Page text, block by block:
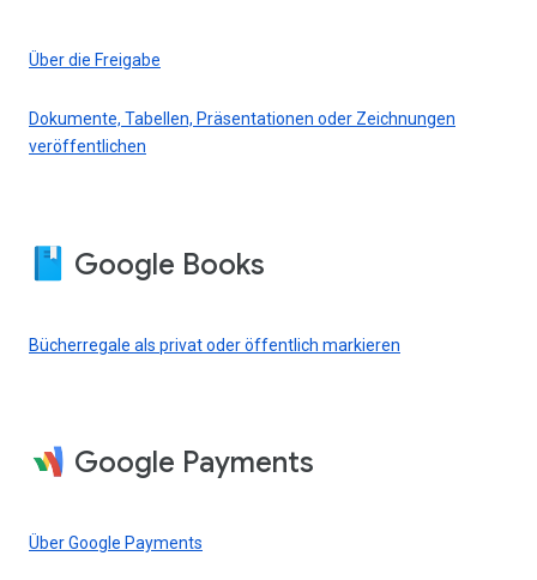
Über die Freigabe
Dokumente, Tabellen, Präsentationen oder Zeichnungen
veröffentlichen
Google Books
Bücherregale als privat oder öffentlich markieren
Google Payments
Über Google Payments